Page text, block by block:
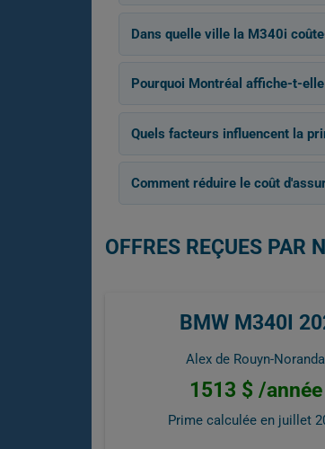
Dans quelle ville la M340i
Pourquoi Montréal affiche-t-
Quels facteurs influencent la
Comment réduire le coût
OFFRES REÇUES PAR
BMW M340I
Alex de Rouyn-Noranda
1513 $ /année
Prime calculée en juillet